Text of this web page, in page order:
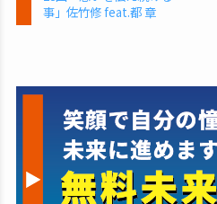
事」佐竹修 feat.都 章